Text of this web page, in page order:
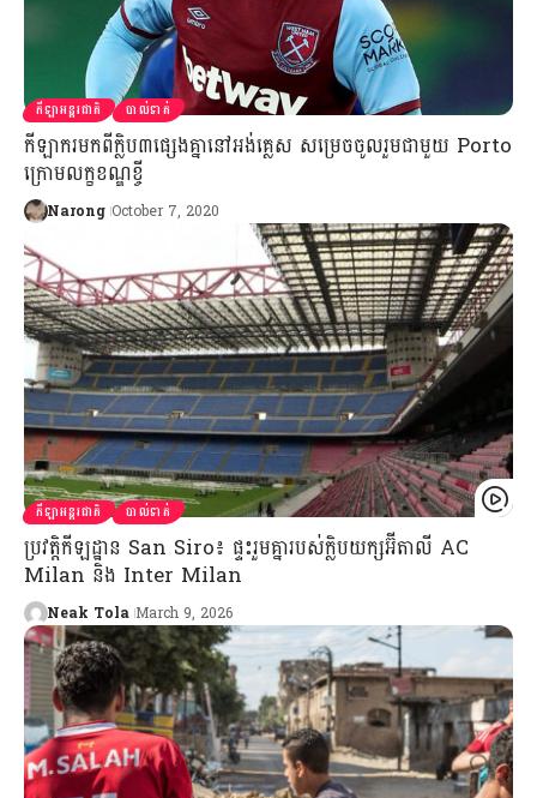
កីឡាអន្តរជាតិ បាល់ទាត់
កីឡាករមកពីក្លិប៣ផ្សេងគ្នានៅអង់គ្លេស សម្រេចចូលរួមជាមួយ Porto
ក្រោមលក្ខខណ្ឌខ្ចី
Narong October 7, 2020
កីឡាអន្តរជាតិ បាល់ទាត់
ប្រវត្តិកីឡដ្ឋាន San Siro៖ ផ្ទះរួមគ្នារបស់ក្លិបយក្សអ៊ីតាលី AC
Milan និង Inter Milan
Neak Tola March 9, 2026